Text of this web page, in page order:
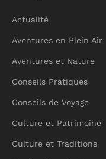
Actualité
Aventures en Plein Air
Aventures et Nature
Conseils Pratiques
Conseils de Voyage
Culture et Patrimoine
Culture et Traditions